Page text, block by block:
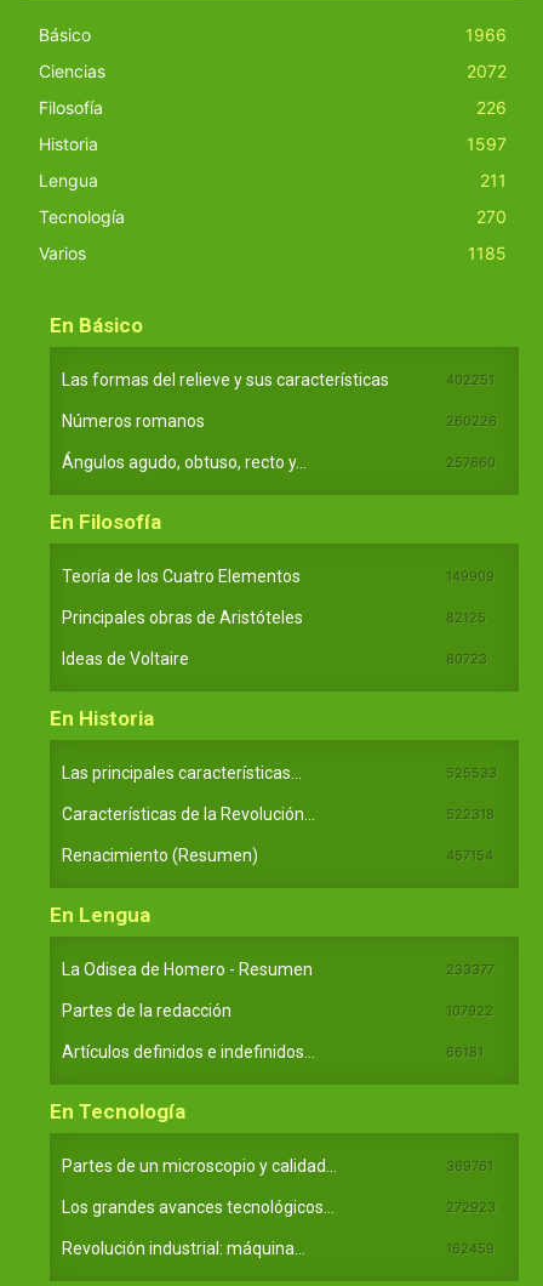
Básico
1966
Ciencias
2072
Filosofía
226
Historia
1597
Lengua
211
Tecnología
270
Varios
1185
En Básico
Las formas del relieve y sus características 402251
Números romanos 260226
Ángulos agudo, obtuso, recto y... 257660
En Filosofía
Teoría de los Cuatro Elementos 149909
Principales obras de Aristóteles 82125
Ideas de Voltaire 80723
En Historia
Las principales características... 525533
Características de la Revolución... 522318
Renacimiento (Resumen) 457154
En Lengua
La Odisea de Homero - Resumen 233377
Partes de la redacción 107922
Artículos definidos e indefinidos... 66181
En Tecnología
Partes de un microscopio y calidad... 369761
Los grandes avances tecnológicos... 272923
Revolución industrial: máquina... 162459